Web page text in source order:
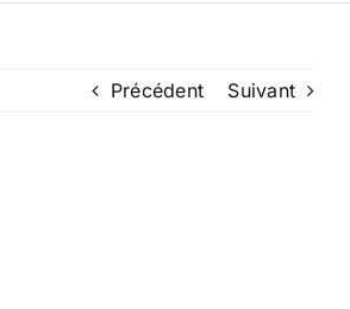
Précédent Suivant